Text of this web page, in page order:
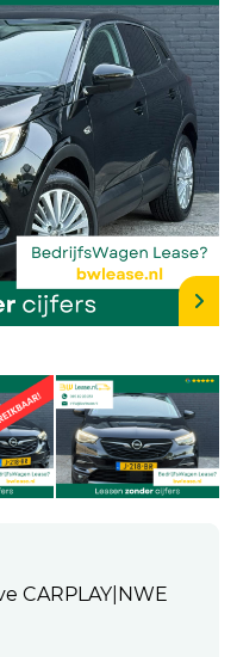
CARPLAY|NWE